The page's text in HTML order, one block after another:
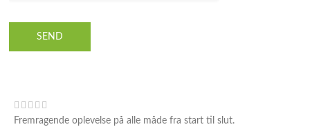
SEND
Fremragende oplevelse på alle måde fra start til slut.